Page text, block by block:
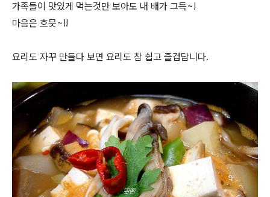
가족들이 맛있게 먹는것만 보아도 내 배가 그득~!
마음은 흐믓~!!
요리도 자꾸 만들다 보면 요리도 참 쉽고 즐겁답니다.